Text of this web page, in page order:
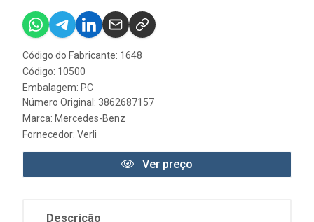
Código do Fabricante: 1648
Código: 10500
Embalagem: PC
Número Original: 3862687157
Marca: Mercedes-Benz
Fornecedor: Verli
Ver preço
Descrição